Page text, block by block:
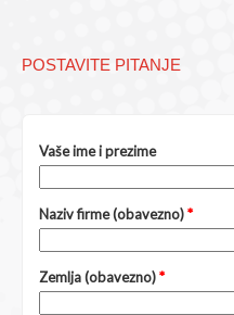
POSTAVITE PITANJE